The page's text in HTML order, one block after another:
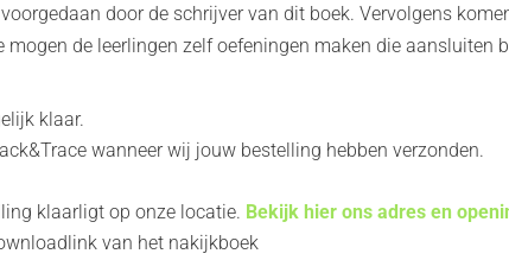
door de schrijver van dit boek. Vervolgens
de leerlingen zelf oefeningen maken die aansluiten
klaar.
wanneer wij jouw bestelling hebben verzonden.
klaarligt op onze locatie. Bekijk hier ons adres en
van het nakijkboek